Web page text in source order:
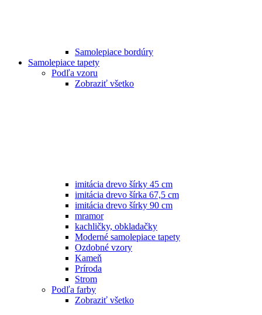
Samolepiace bordúry
Samolepiace tapety
Podľa vzoru
Zobraziť všetko
imitácia drevo šírky 45 cm
imitácia drevo šírka 67,5 cm
imitácia drevo šírky 90 cm
mramor
kachličky, obkladačky
Moderné samolepiace tapety
Ozdobné vzory
Kameň
Príroda
Strom
Podľa farby
Zobraziť všetko